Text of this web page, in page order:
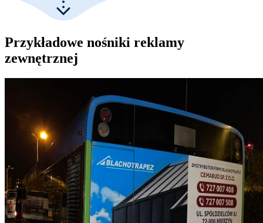
Przykładowe nośniki reklamy
zewnętrznej